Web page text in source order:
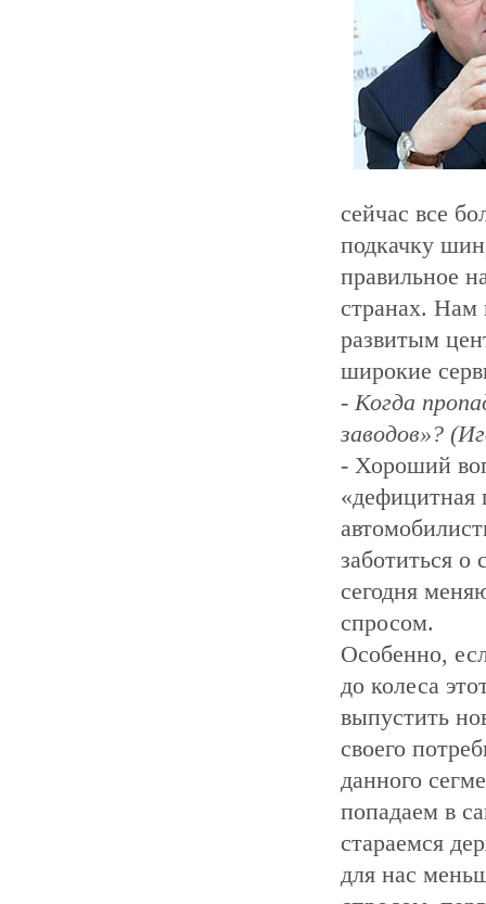
сейчас все
подкачку
правильное
странах. Нам
развитым
широкие
- Когда
заводов»?
- Хороший
«дефицитная
заботиться о
сегодня
спросом.
Особенно,
до колеса
выпустить
своего
данного
попадаем в
стараемся
для нас